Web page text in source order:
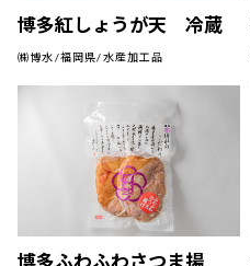
博多紅しょうが天 冷蔵
㈱博水/福岡県/水産加工品
博多ふわふわさつま揚